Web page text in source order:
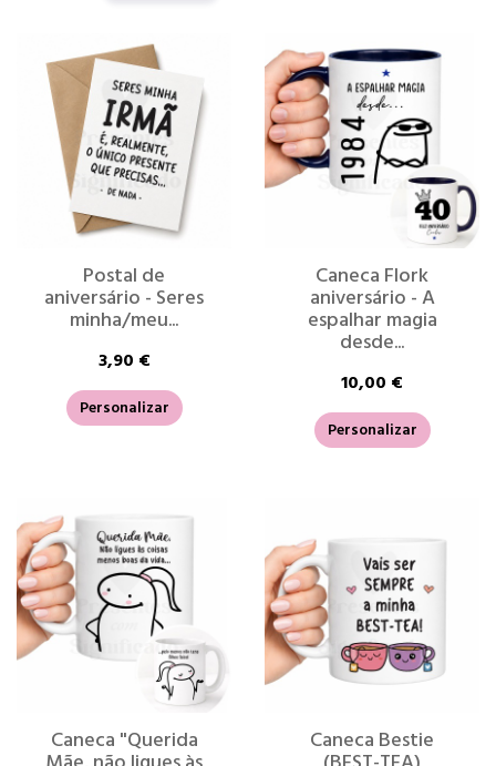
Postal de
aniversário - Seres
minha/meu...
3,90 €
Personalizar
Caneca Flork
aniversário - A
espalhar magia
desde...
10,00 €
Personalizar
Caneca "Querida Caneca Bestie